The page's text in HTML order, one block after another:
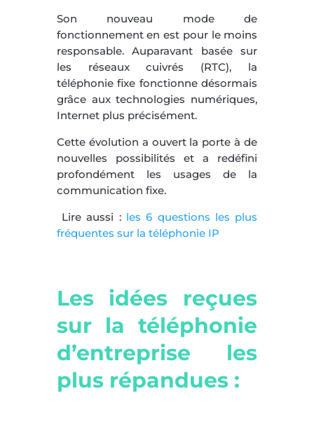
Son nouveau mode de
fonctionnement en est pour le moins
responsable. Auparavant basée sur
les réseaux cuivrés (RTC), la
téléphonie fixe fonctionne désormais
grâce aux technologies numériques,
Internet plus précisément.
Cette évolution a ouvert la porte à de
nouvelles possibilités et a redéfini
profondément les usages de la
communication fixe.
Lire aussi : les 6 questions les plus
fréquentes sur la téléphonie IP
Les idées reçues
sur la téléphonie
d’entreprise les
plus répandues :